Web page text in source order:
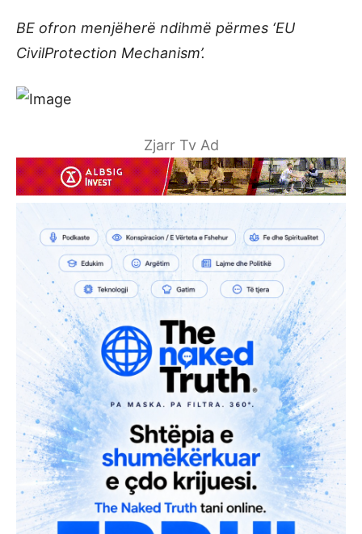
BE ofron menjëherë ndihmë përmes ‘EU
CivilProtection Mechanism’.
Zjarr Tv Ad